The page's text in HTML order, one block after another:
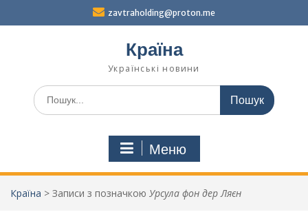
zavtraholding@proton.me
Країна
Українські новини
Шукати:
Меню
Країна > Записи з позначкою Урсула фон дер Ляєн